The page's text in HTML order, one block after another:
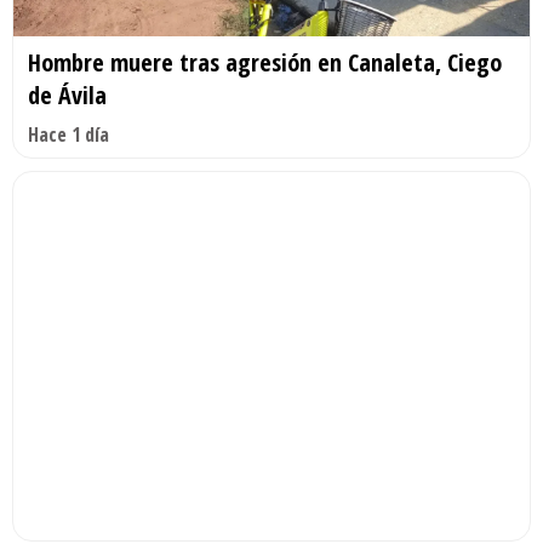
Hombre muere tras agresión en Canaleta, Ciego
de Ávila
Hace 1 día